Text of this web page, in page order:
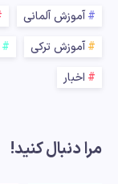
آموزش آلمانی
آموزش ترکی
اخبار
مرا دنبال کنید!